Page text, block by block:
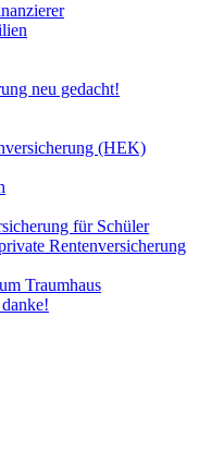
neu gedacht!
(HEK)
für Schüler
Rentenversicherung
Traumhaus